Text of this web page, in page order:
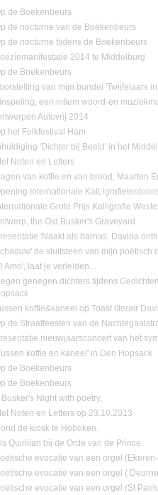
de Boekenbeurs
de nocturne van de Boekenbeurs
de nocturne tijdens de Boekenbeurs
2014 te Middelburg
de Boekenbeurs
van mijn bundel 'Twijfelaars
een intiem woord-en
Autovrij 2014
het Folkfestival Ham
'Dichter bij Beeld' in het
Noten en Letters
van koffie en van brood, Maarten
Internationale
Grote Prijs Kalligrafie
the Old Busker's Graveyard
'Naakt als harnas, Davina
de sluitsteen van mijn poëtisch
Amo', laat je verleiden...
genegen dichters tijdens
koffie&kaneel op Toast literair
de Straatfeesten van de
nieuwjaarsconcert van het
koffie en kaneel' in Den Hopsack
de Boekenbeurs
de Boekenbeurs
Busker's Night with poetry.
Noten en Letters op 23.10.2013
de kiosk te Hoboken.
Quirilian bij de Orde van de Prince.
evocatie van een orgel
evocatie van een orgel (
evocatie van een orgel (St